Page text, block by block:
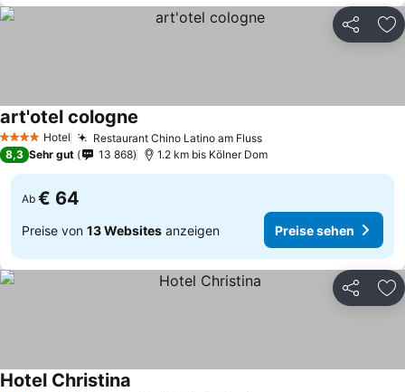
Teilen
4 Sterne Hotel Restaurant Chino Latino am FlussPreise sehen
art'otel cologne
8,3 Sehr gut 13 868 1.2 km bis Kölner Dom
Ab € 64
Preise von 13 Websites anzeigen Preise sehen
Teilen
Hotel Christina